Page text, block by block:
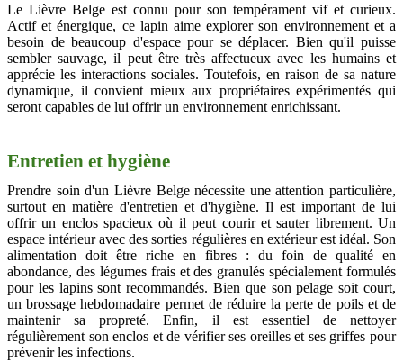
Le Lièvre Belge est connu pour son tempérament vif et curieux.
Actif et énergique, ce lapin aime explorer son environnement et a
besoin de beaucoup d'espace pour se déplacer. Bien qu'il puisse
sembler sauvage, il peut être très affectueux avec les humains et
apprécie les interactions sociales. Toutefois, en raison de sa nature
dynamique, il convient mieux aux propriétaires expérimentés qui
seront capables de lui offrir un environnement enrichissant.
Entretien et hygiène
Prendre soin d'un Lièvre Belge nécessite une attention particulière,
surtout en matière d'entretien et d'hygiène. Il est important de lui
offrir un enclos spacieux où il peut courir et sauter librement. Un
espace intérieur avec des sorties régulières en extérieur est idéal. Son
alimentation doit être riche en fibres : du foin de qualité en
abondance, des légumes frais et des granulés spécialement formulés
pour les lapins sont recommandés. Bien que son pelage soit court,
un brossage hebdomadaire permet de réduire la perte de poils et de
maintenir sa propreté. Enfin, il est essentiel de nettoyer
régulièrement son enclos et de vérifier ses oreilles et ses griffes pour
prévenir les infections.